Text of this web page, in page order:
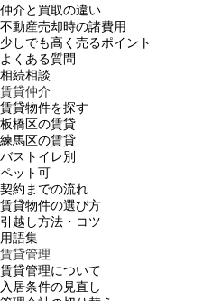
仲介と買取の違い
不動産売却時の諸費用
少しでも高く売るポイント
よくある質問
相続相談
賃貸仲介
賃貸物件を探す
板橋区の賃貸
練馬区の賃貸
バストイレ別
ペット可
契約までの流れ
賃貸物件の選び方
引越し方法・コツ
用語集
賃貸管理
賃貸管理について
入居条件の見直し